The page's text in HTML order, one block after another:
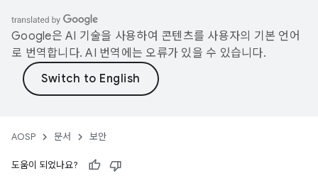
Google은 AI 기술을 사용하여 콘텐츠를 사용자의 기본 언어
로 번역합니다. AI 번역에는 오류가 있을 수 있습니다.
AOSP 문서 보안
도움이 되었나요?